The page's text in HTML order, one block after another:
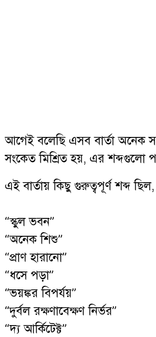
আগেই বলেছি এসব বার্তা অনেক
সংকেত মিশ্রিত হয়, এর শব্দগুলো
এই বার্তায় কিছু গুরুত্বপূর্ণ শব্দ
“স্কুল ভবন”
“অনেক শিশু”
“প্রাণ হারানো”
“ধসে পড়া”
“ভয়ঙ্কর বিপর্যয়”
“দুর্বল রক্ষণাবেক্ষণ নির্ভর”
“দ্য আর্কিটেক্ট”